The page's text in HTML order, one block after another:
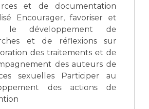
Nord
Des Usagers (CDU)
de presse
et de documentation
Encourager, favoriser et
de
et de réflexions sur
des traitements et de
des auteurs de
sexuelles Participer au
des actions de